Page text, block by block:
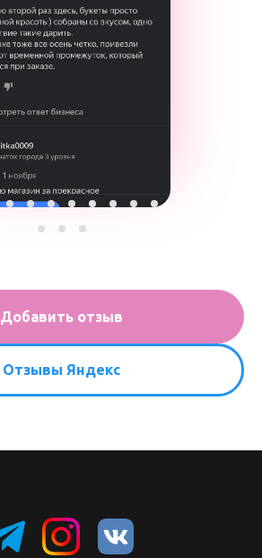
Добавить отзыв
Отзывы Яндекс